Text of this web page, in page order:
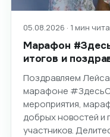
05.08.2026 · 1 мин
Марафон
итогов и
Поздравляем
марафоне
мероприятия,
добрых новостей и
участников.